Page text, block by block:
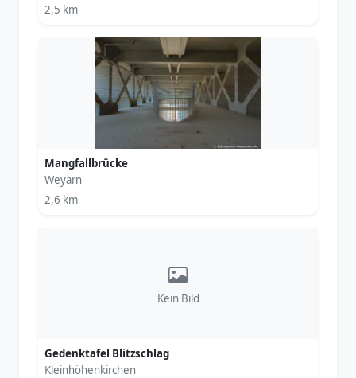
2,5 km
Mangfallbrücke
Weyarn
2,6 km
Kein Bild
Gedenktafel Blitzschlag
Kleinhöhenkirchen